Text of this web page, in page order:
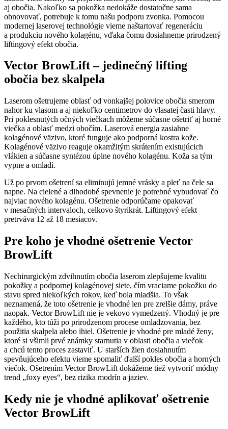
aj obočia. Nakoľko sa pokožka nedokáže dostatočne sama
obnovovať, potrebuje k tomu našu podporu zvonka. Pomocou
modernej laserovej technológie vieme naštartovať regeneráciu
a produkciu nového kolagénu, vďaka čomu dosiahneme prirodzený
liftingový efekt obočia.
Vector BrowLift – jedinečný lifting
obočia bez skalpela
Laserom ošetrujeme oblasť od vonkajšej polovice obočia smerom
nahor ku vlasom a aj niekoľko centimetrov do vlasatej časti hlavy.
Pri poklesnutých očných viečkach môžeme súčasne ošetriť aj horné
viečka a oblasť medzi obočím. Laserová energia zasiahne
kolagénové väzivo, ktoré funguje ako podporná kostra kože.
Kolagénové väzivo reaguje okamžitým skrátením existujúcich
vlákien a súčasne syntézou úplne nového kolagénu. Koža sa tým
vypne a omladí.
Už po prvom ošetrení sa eliminujú jemné vrásky a pleť na čele sa
napne. Na cielené a dlhodobé spevnenie je potrebné vybudovať čo
najviac nového kolagénu. Ošetrenie odporúčame opakovať
v mesačných intervaloch, celkovo štyrikrát. Liftingový efekt
pretrváva 12 až 18 mesiacov.
Pre koho je vhodné ošetrenie Vector
BrowLift
Nechirurgickým zdvihnutím obočia laserom zlepšujeme kvalitu
pokožky a podpornej kolagénovej siete, čím vraciame pokožku do
stavu spred niekoľkých rokov, keď bola mladšia. To však
neznamená, že toto ošetrenie je vhodné len pre zrelšie dámy, práve
naopak. Vector BrowLift nie je vekovo vymedzený. Vhodný je pre
každého, kto túži po prirodzenom procese omladzovania, bez
použitia skalpela alebo ihiel. Ošetrenie je vhodné pre mladé ženy,
ktoré si všimli prvé známky starnutia v oblasti obočia a viečok
a chcú tento proces zastaviť. U starších žien dosiahnutím
spevňujúceho efektu vieme spomaliť ďalší pokles obočia a horných
viečok. Ošetrením Vector BrowLift dokážeme tiež vytvoriť módny
trend „foxy eyes“, bez rizika modrín a jaziev.
Kedy nie je vhodné aplikovať ošetrenie
Vector BrowLift